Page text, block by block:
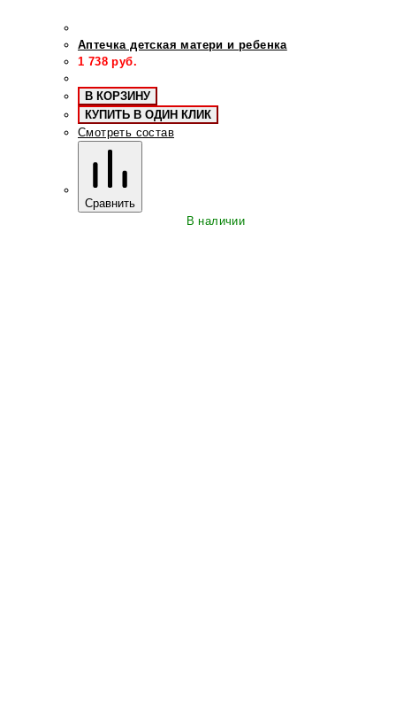
Аптечка детская матери и ребенка
1 738 руб.
В КОРЗИНУ
КУПИТЬ В ОДИН КЛИК
Смотреть состав
Сравнить
В наличии